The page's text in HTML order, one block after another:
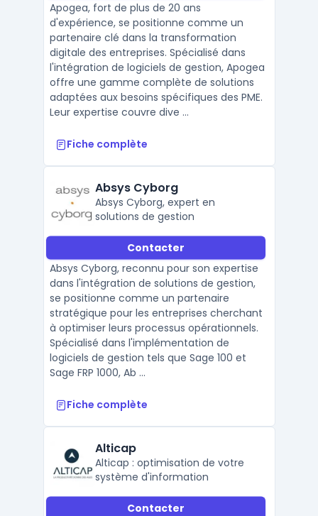
Apogea, fort de plus de 20 ans
d'expérience, se positionne comme un
partenaire clé dans la transformation
digitale des entreprises. Spécialisé dans
l'intégration de logiciels de gestion, Apogea
offre une gamme complète de solutions
adaptées aux besoins spécifiques des PME.
Leur expertise couvre dive ...
Fiche complète
Absys Cyborg
Absys Cyborg, expert en
solutions de gestion
Contacter
Absys Cyborg, reconnu pour son expertise
dans l'intégration de solutions de gestion,
se positionne comme un partenaire
stratégique pour les entreprises cherchant
à optimiser leurs processus opérationnels.
Spécialisé dans l'implémentation de
logiciels de gestion tels que Sage 100 et
Sage FRP 1000, Ab ...
Fiche complète
Alticap
Alticap : optimisation de votre
système d'information
Contacter